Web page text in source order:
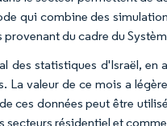
qui combine des
provenant du cadre du
des statistiques d'Israël,
La valeur de ce mois a
ces données peut être
secteurs résidentiel et